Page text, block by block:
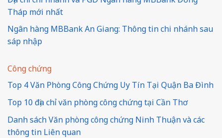
Tháp mới nhất
Ngân hàng MBBank An Giang: Thông tin chi nhánh sau
sáp nhập
Công chứng
Top 4 Văn Phòng Công Chứng Uy Tín Tại Quận Ba Đình
Top 10 địa chỉ văn phòng công chứng tại Cần Thơ
Danh sách Văn phòng công chứng Ninh Thuận và các
thông tin Liên quan